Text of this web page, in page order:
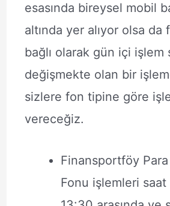
esasında bireysel mobil
altında yer alıyor olsa da
bağlı olarak gün içi işlem
değişmekte olan bir
sizlere fon tipine göre
vereceğiz.
Finansportföy Para
Fonu işlemleri